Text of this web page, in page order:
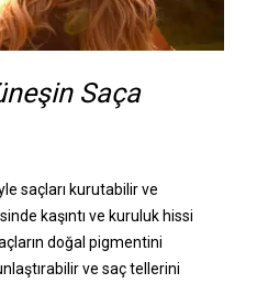
Saça
saçları kurutabilir ve
kaşıntı ve kuruluk hissi
doğal pigmentini
ve saç tellerini